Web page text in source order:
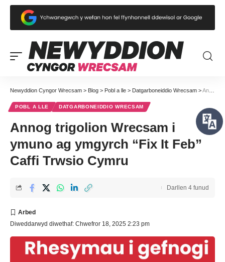
Newyddion Cyngor Wrecsam > Blog > Pobl a lle > Datgarboneiddio Wrecsam >Annog trigolion Wrecsam i ymuno ag ymgyrch “Fix It Feb” Caffi Trwsio Cymru
POBL A LLE DATGARBONEIDDIO WRECSAM
Annog trigolion Wrecsam i
ymuno ag ymgyrch “Fix It Feb”
Caffi Trwsio Cymru
Diweddarwyd diwethaf: Chwefror 18, 2025 2:23 pm
Darllen 4 funud